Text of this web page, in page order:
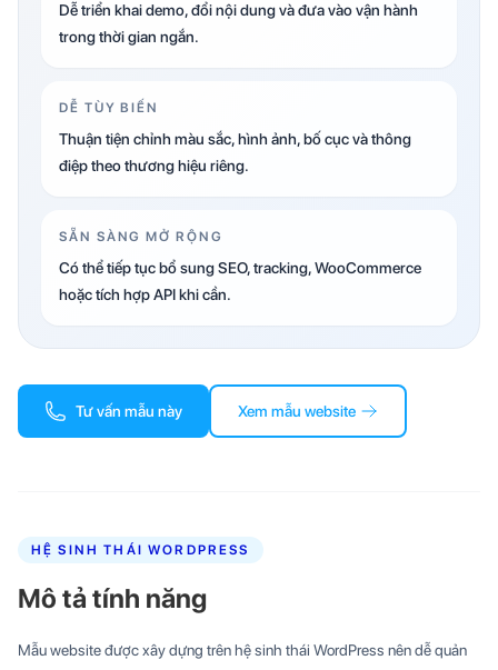
Dễ triển khai demo, đổi nội dung và đưa vào vận hành
trong thời gian ngắn.
DỄ TÙY BIẾN
Thuận tiện chỉnh màu sắc, hình ảnh, bố cục và thông
điệp theo thương hiệu riêng.
SẴN SÀNG MỞ RỘNG
Có thể tiếp tục bổ sung SEO, tracking, WooCommerce
hoặc tích hợp API khi cần.
Tư vấn mẫu này Xem mẫu website
HỆ SINH THÁI WORDPRESS
Mô tả tính năng
Mẫu website được xây dựng trên hệ sinh thái WordPress nên dễ quản